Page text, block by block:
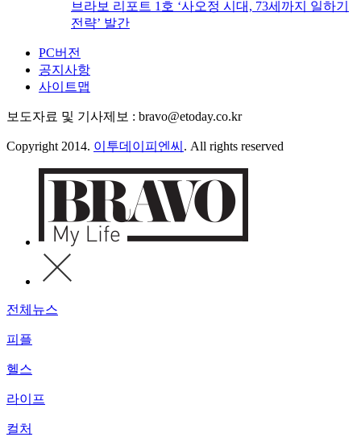
브라보 리포트 1호 ‘사오정 시대, 73세까지 일하기
전략’ 발간
PC버전
공지사항
사이트맵
보도자료 및 기사제보 : bravo@etoday.co.kr
Copyright 2014. 이투데이피엔씨 . All rights reserved
전체뉴스
피플
헬스
라이프
컬처